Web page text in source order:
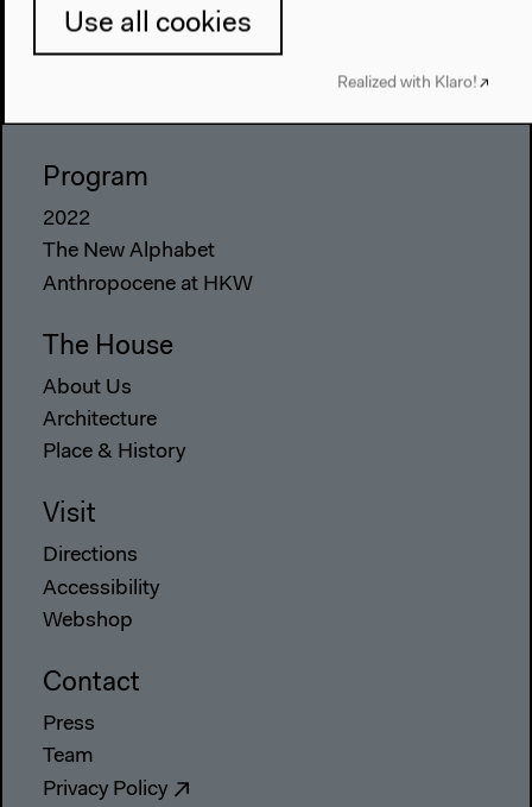
Program
2022
The New Alphabet
Anthropocene at HKW
The House
About Us
Architecture
Place & History
Visit
Directions
Accessibility
Webshop
Contact
Press
Team
Privacy Policy
Use all cookies
Realized with Klaro!